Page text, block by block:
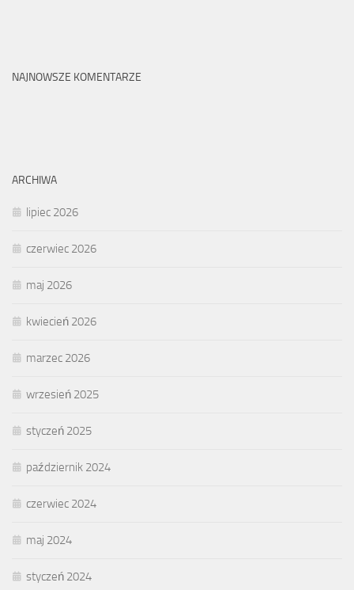
NAJNOWSZE KOMENTARZE
ARCHIWA
lipiec 2026
czerwiec 2026
maj 2026
kwiecień 2026
marzec 2026
wrzesień 2025
styczeń 2025
październik 2024
czerwiec 2024
maj 2024
styczeń 2024